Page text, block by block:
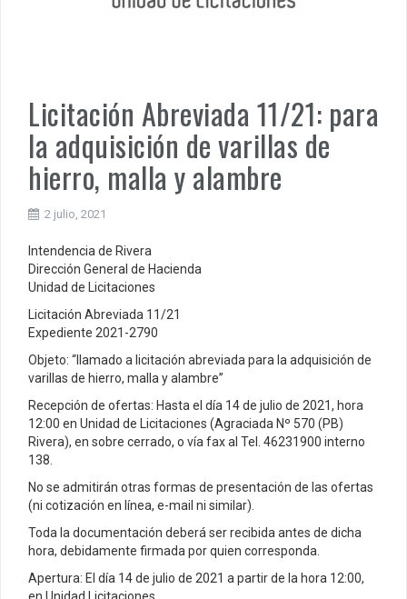
Licitación Abreviada 11/21: para
la adquisición de varillas de
hierro, malla y alambre
2 julio, 2021
Intendencia de Rivera
Dirección General de Hacienda
Unidad de Licitaciones
Licitación Abreviada 11/21
Expediente 2021-2790
Objeto: “llamado a licitación abreviada para la adquisición de
varillas de hierro, malla y alambre”
Recepción de ofertas: Hasta el día 14 de julio de 2021, hora
12:00 en Unidad de Licitaciones (Agraciada Nº 570 (PB)
Rivera), en sobre cerrado, o vía fax al Tel. 46231900 interno
138.
No se admitirán otras formas de presentación de las ofertas
(ni cotización en línea, e-mail ni similar).
Toda la documentación deberá ser recibida antes de dicha
hora, debidamente firmada por quien corresponda.
Apertura: El día 14 de julio de 2021 a partir de la hora 12:00,